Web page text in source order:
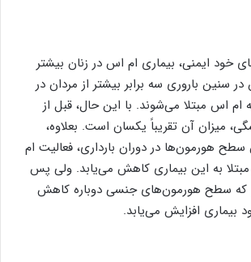
خود ایمنی، بیماری ام اس در زنان بیشتر
سنین باروری سه برابر بیشتر از مردان در
اس مبتلا می‌شوند. با این حال، قبل از
میزان آن تقریباً یکسان است. بعلاوه،
سطح هورمون‌ها در دوران بارداری، فعالیت ام
مبتلا به این بیماری کاهش می‌یابد. ولی پس
که سطح هورمون‌های جنسی دوباره کاهش
بیماری افزایش می‌یابد.